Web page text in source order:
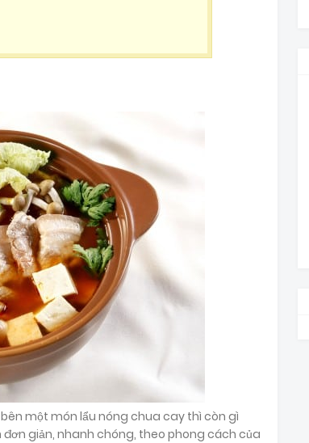
một món lẩu nóng chua cay thì còn gì
đơn giản, nhanh chóng, theo phong cách của